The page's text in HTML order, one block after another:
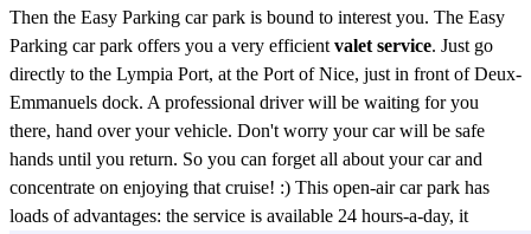
Then the Easy Parking car park is bound to interest you. The Easy
Parking car park offers you a very efficient valet service. Just go
directly to the Lympia Port, at the Port of Nice, just in front of Deux-
Emmanuels dock. A professional driver will be waiting for you
there, hand over your vehicle. Don't worry your car will be safe
hands until you return. So you can forget all about your car and
concentrate on enjoying that cruise! :) This open-air car park has
loads of advantages: the service is available 24 hours-a-day, it